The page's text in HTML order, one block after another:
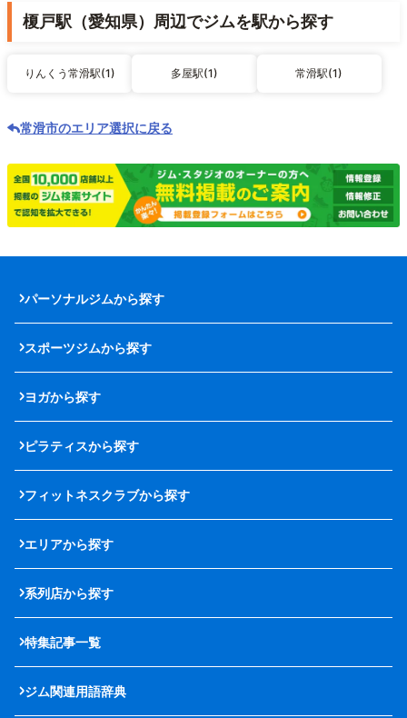
榎戸駅（愛知県）周辺でジムを駅から探す
りんくう常滑駅(1) 多屋駅(1) 常滑駅(1)
常滑市のエリア選択に戻る
パーソナルジムから探す
スポーツジムから探す
ヨガから探す
ピラティスから探す
フィットネスクラブから探す
エリアから探す
系列店から探す
特集記事一覧
ジム関連用語辞典